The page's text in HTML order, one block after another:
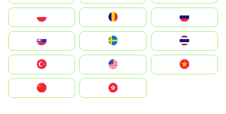
United States
中國香港特別行政區